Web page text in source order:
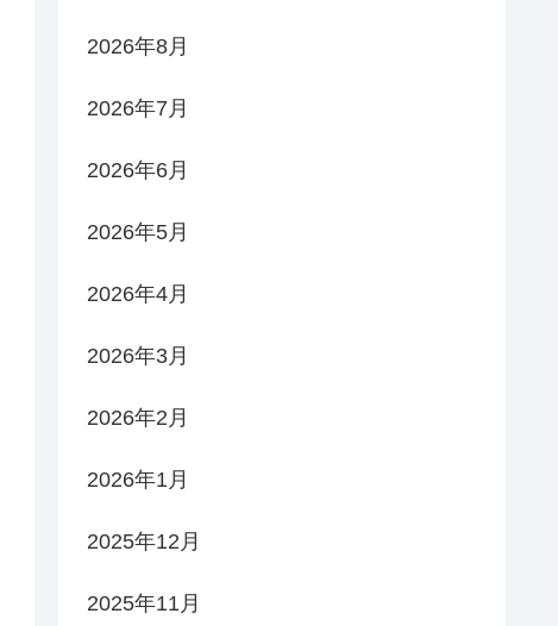
2026年8月
2026年7月
2026年6月
2026年5月
2026年4月
2026年3月
2026年2月
2026年1月
2025年12月
2025年11月